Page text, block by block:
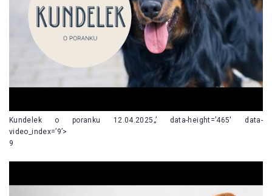
Kundelek o poranku 12.04.2025„’ data-height=’465′ data-
video_index=’9’>
9